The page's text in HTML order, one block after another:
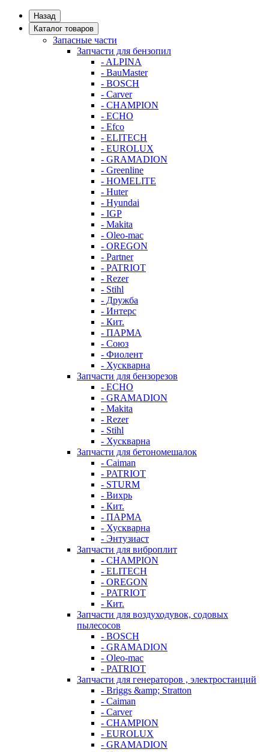
Назад
Каталог товаров
Запасные части
Запчасти для бензопил
- ALPINA
- BauMaster
- BOSCH
- Carver
- CHAMPION
- ECHO
- Efco
- ELITECH
- EUROLUX
- GRAMADION
- Greenline
- HOMELITE
- Huter
- Hyundai
- IGP
- Makita
- Oleo-mac
- OREGON
- Partner
- PATRIOT
- Rezer
- Stihl
- Дружба
- Интерс
- Кит.
- ПАРМА
- Союз
- Фиолент
- Хускварна
Запчасти для бензорезов
- ECHO
- GRAMADION
- Makita
- Rezer
- Stihl
- Хускварна
Запчасти для бетономешалок
- Caiman
- PATRIOT
- STURM
- Вихрь
- Кит.
- ПАРМА
- Хускварна
- Энтузиаст
Запчасти для виброплит
- CHAMPION
- ELITECH
- OREGON
- PATRIOT
- Кит.
Запчасти для воздуходувок, содовых
пылесосов
- BOSCH
- GRAMADION
- Oleo-mac
- PATRIOT
Запчасти для генераторов , электростанций
- Briggs &amp; Stratton
- Caiman
- Carver
- CHAMPION
- EUROLUX
- GRAMADION